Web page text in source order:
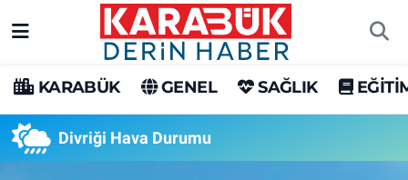
KARABÜK GENEL SAĞLIK
Divriği Hava Durumu
Karabük Hava Durumu
Karabük Trafik Yoğunluk Haritası